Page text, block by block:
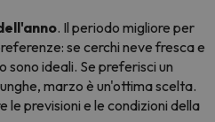
. Il periodo migliore per
se cerchi neve fresca e
ideali. Se preferisci un
marzo è un'ottima scelta.
le previsioni e le condizioni della